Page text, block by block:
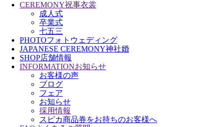
CEREMONY祝事衣裳
成人式
卒業式
七五三
PHOTOフォトウェディング
JAPANESE CEREMONY神社婚
SHOP店舗情報
INFORMATIONお知らせ
お客様の声
ブログ
フェア
お知らせ
採用情報
スピカ商品券をお持ちのお客様へ